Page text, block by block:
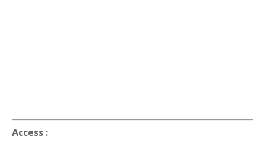
Access :